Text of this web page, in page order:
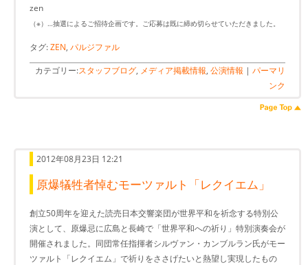
zen
（※）…抽選によるご招待企画です。ご応募は既に締め切らせていただきました。
タグ:ZEN, パルジファル
カテゴリー:スタッフブログ, メディア掲載情報, 公演情報 | パーマリ
ンク
2012年08月23日 12:21
原爆犠牲者悼むモーツァルト「レクイエム」
創立50周年を迎えた読売日本交響楽団が世界平和を祈念する特別公
演として、原爆忌に広島と長崎で「世界平和への祈り」特別演奏会が
開催されました。同団常任指揮者シルヴァン・カンブルラン氏がモー
ツァルト「レクイエム」で祈りをささげたいと熱望し実現したもの